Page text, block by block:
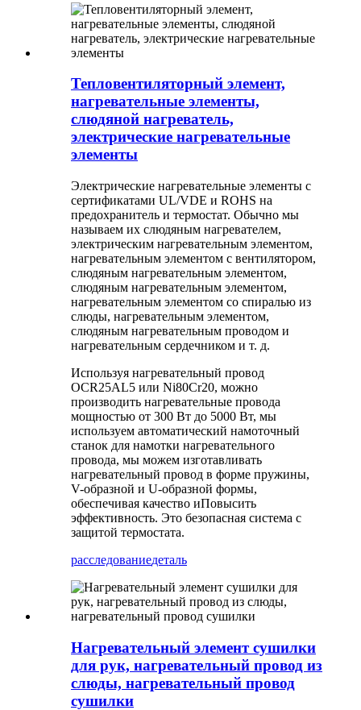
Тепловентиляторный элемент,
нагревательные элементы,
слюдяной нагреватель,
электрические нагревательные
элементы
Электрические нагревательные элементы с
сертификатами UL/VDE и ROHS на
предохранитель и термостат. Обычно мы
называем их слюдяным нагревателем,
электрическим нагревательным элементом,
нагревательным элементом с вентилятором,
слюдяным нагревательным элементом,
слюдяным нагревательным элементом,
нагревательным элементом со спиралью из
слюды, нагревательным элементом,
слюдяным нагревательным проводом и
нагревательным сердечником и т. д.
Используя нагревательный провод
OCR25AL5 или Ni80Cr20, можно
производить нагревательные провода
мощностью от 300 Вт до 5000 Вт, мы
используем автоматический намоточный
станок для намотки нагревательного
провода, мы можем изготавливать
нагревательный провод в форме пружины,
V-образной и U-образной формы,
обеспечивая качество иПовысить
эффективность. Это безопасная система с
защитой термостата.
расследованиедеталь
Нагревательный элемент сушилки
для рук, нагревательный провод из
слюды, нагревательный провод
сушилки